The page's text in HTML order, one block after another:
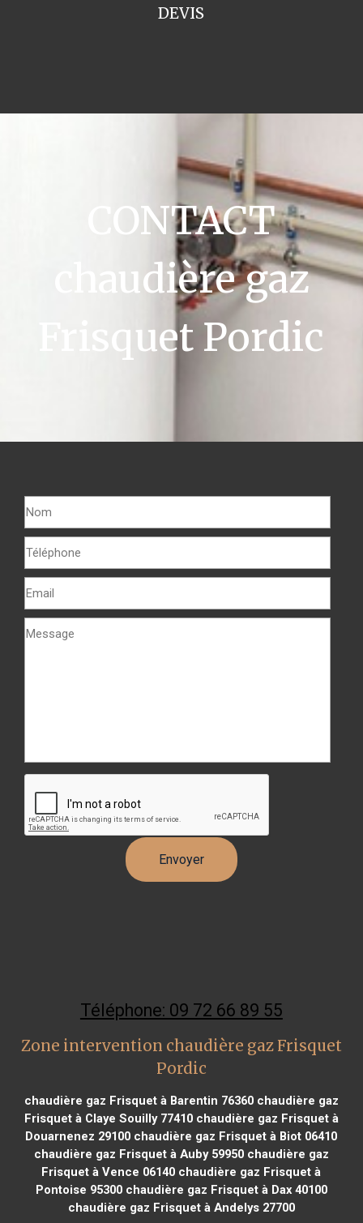
DEVIS
CONTACT
chaudière gaz
Frisquet Pordic
Téléphone: 09 72 66 89 55
Zone intervention chaudière gaz Frisquet
Pordic
chaudière gaz Frisquet à Barentin 76360chaudière gaz
Frisquet à Claye Souilly 77410chaudière gaz Frisquet à
Douarnenez 29100 chaudière gaz Frisquet à Biot 06410
chaudière gaz Frisquet à Auby 59950chaudière gaz
Frisquet à Vence 06140 chaudière gaz Frisquet à
Pontoise 95300chaudière gaz Frisquet à Dax 40100
chaudière gaz Frisquet à Andelys 27700